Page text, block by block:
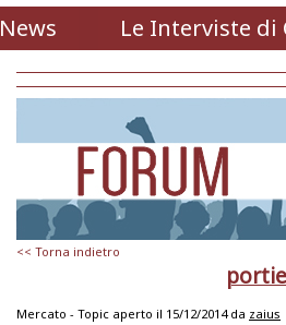
News Le Interviste di
<< Torna indietro
Mercato - Topic aperto il 15/12/2014 da zaius